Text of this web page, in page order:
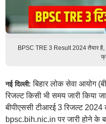
BPSC TRE 3 Result 2024 तैयार है,
नई दिल्ली:बिहार लोक सेवा आयोग
रिजल्ट किसी भी समय जारी किया
बीपीएससी टीआरई 3 रिजल्ट
bpsc.bih.nic.in पर जारी होने के